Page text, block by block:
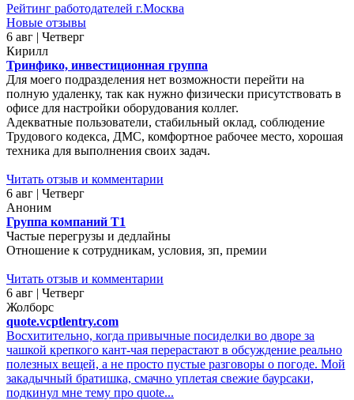
Рейтинг работодателей г.Москва
Новые отзывы
6 авг | Четверг
Кирилл
Тринфико, инвестиционная группа
Для моего подразделения нет возможности перейти на
полную удаленку, так как нужно физически присутствовать в
офисе для настройки оборудования коллег.
Адекватные пользователи, стабильный оклад, соблюдение
Трудового кодекса, ДМС, комфортное рабочее место, хорошая
техника для выполнения своих задач.
Читать отзыв и комментарии
6 авг | Четверг
Аноним
Группа компаний Т1
Частые перегрузы и дедлайны
Отношение к сотрудникам, условия, зп, премии
Читать отзыв и комментарии
6 авг | Четверг
Жолборс
quote.vcptlentry.com
Восхитительно, когда привычные посиделки во дворе за
чашкой крепкого кант-чая перерастают в обсуждение реально
полезных вещей, а не просто пустые разговоры о погоде. Мой
закадычный братишка, смачно уплетая свежие баурсаки,
подкинул мне тему про quote...